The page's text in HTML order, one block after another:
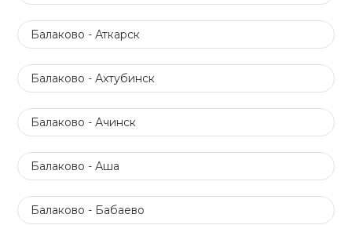
Балаково - Аткарск
Балаково - Ахтубинск
Балаково - Ачинск
Балаково - Аша
Балаково - Бабаево